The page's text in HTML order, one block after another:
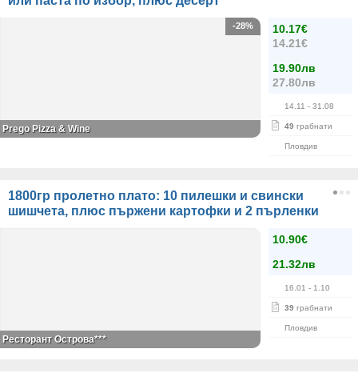
10.17€
14.21€
19.90лв
27.80лв
14.11 - 31.08
49 грабнати
Пловдив
-28%
Prego Pizza & Wine
1800гр пролетно плато: 10 пилешки и свински
шишчета, плюс пържени картофки и 2 пърленки
10.90€
21.32лв
16.01 - 1.10
39 грабнати
Пловдив
Ресторант Острова***